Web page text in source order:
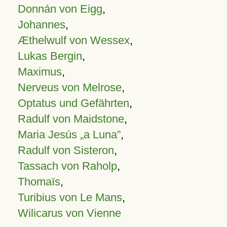
Donnán von Eigg,
Johannes,
Æthelwulf von Wessex,
Lukas Bergin,
Maximus,
Nerveus von Melrose,
Optatus und Gefährten,
Radulf von Maidstone,
Maria Jesús „a Luna”,
Radulf von Sisteron,
Tassach von Raholp,
Thomaïs,
Turibius von Le Mans,
Wilicarus von Vienne